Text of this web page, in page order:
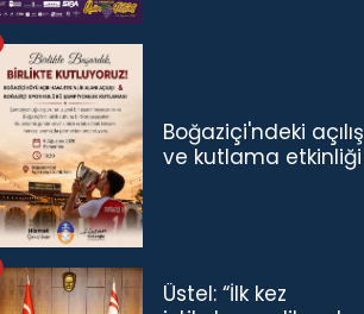
Boğaziçi'ndeki açılış
ve kutlama etkinliği
Üstel: “İlk kez